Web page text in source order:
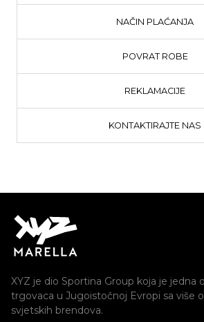
NAČIN PLAĆANJA
POVRAT ROBE
REKLAMACIJE
KONTAKTIRAJTE NAS
XYZ je dio Sportina Group koja je jedna
trgovaca u Jugoistočnoj Evropi sa više
svjetskih brendova.